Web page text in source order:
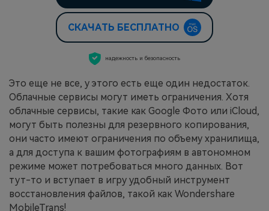
СКАЧАТЬ БЕСПЛАТНО
надежность и безопасность
Это еще не все, у этого есть еще один недостаток.
Облачные сервисы могут иметь ограничения. Хотя
облачные сервисы, такие как Google Фото или iCloud,
могут быть полезны для резервного копирования,
они часто имеют ограничения по объему хранилища,
а для доступа к вашим фотографиям в автономном
режиме может потребоваться много данных. Вот
тут-то и вступает в игру удобный инструмент
восстановления файлов, такой как Wondershare
MobileTrans!